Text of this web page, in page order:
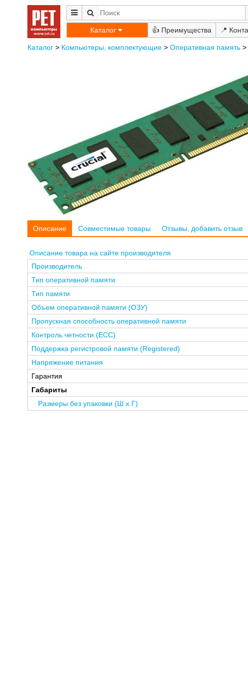
Каталог 👍 📍
Каталог> Компьютеры, комплектующие> Оперативная память>
Описание Совместимые товары Отзывы, добавить отзыв
Описание товара на сайте производителя
Производитель
Тип оперативной памяти
Тип памяти
Объем оперативной памяти (ОЗУ)
Пропускная способность оперативной памяти
Контроль четности (ECC)
Поддержка регистровой памяти (Registered)
Напряжение питания
Гарантия
Габариты
Размеры без упаковки (Ш x Г)